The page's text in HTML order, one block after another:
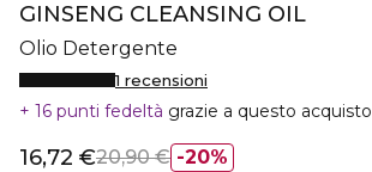
GINSENG CLEANSING OIL
Olio Detergente
1 recensioni
16 punti fedeltà grazie a questo acquisto
20%
16,72 €20,90 €